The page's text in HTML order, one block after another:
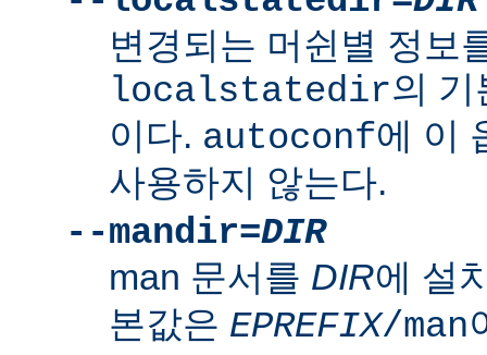
변경되는 머쉰별 정보
localstatedir의
이다. autoconf에 이
사용하지 않는다.
--mandir=DIR
man 문서를 DIR에 설
본값은 EPREFIX/man